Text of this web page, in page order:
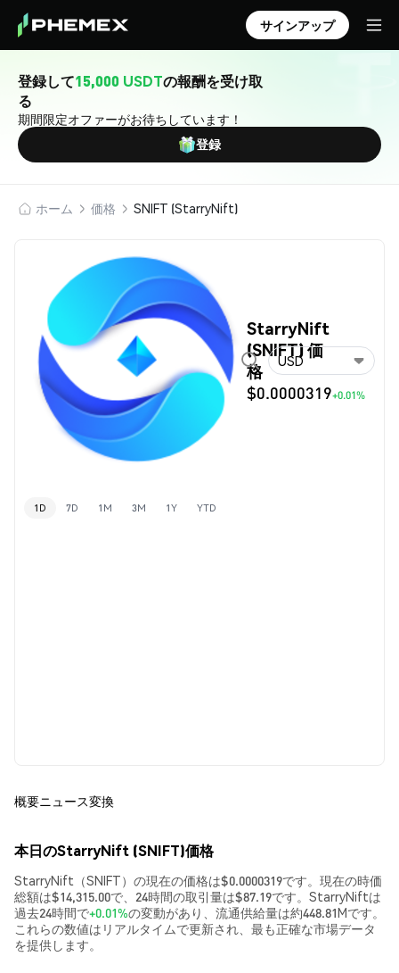
サインアップ
登録して15,000 USDTの報酬を受け取
る
期間限定オファーがお待ちしています！
登録
ホーム 価格 SNIFT (StarryNift)
StarryNift
(SNIFT) 価
格
$0.0000319+0.01%
USD
1D 7D 1M 3M 1Y YTD
概要ニュース変換
本日のStarryNift (SNIFT)価格
StarryNift（SNIFT）の現在の価格は$0.0000319です。現在の時価
総額は$14,315.00で、24時間の取引量は$87.19です。StarryNiftは
過去24時間で+0.01%の変動があり、流通供給量は約448.81Mです。
これらの数値はリアルタイムで更新され、最も正確な市場データ
を提供します。